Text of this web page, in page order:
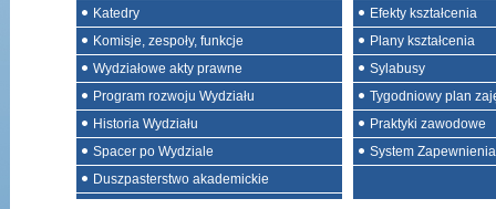
Katedry
Komisje, zespoły, funkcje
Wydziałowe akty prawne
Program rozwoju Wydziału
Historia Wydziału
Spacer po Wydziale
Duszpasterstwo akademickie
Efekty kształcenia
Plany kształcenia
Sylabusy
Tygodniowy plan
Praktyki zawodowe
System